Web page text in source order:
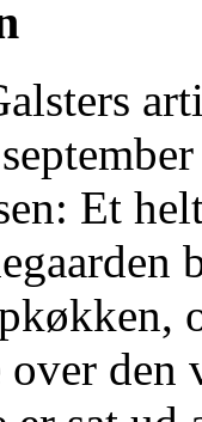
Et
den